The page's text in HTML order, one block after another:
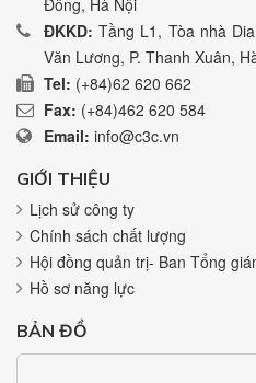
ĐKKD: Tầng L1, Tòa nhà
Văn Lương, P. Thanh Xuân,
Tel: (+84)62 620 662
Fax: (+84)462 620 584
Email: info@c3c.vn
GIỚI THIỆU
Lịch sử công ty
Chính sách chất lượng
Hội đồng quản trị- Ban Tổng
Hồ sơ năng lực
BẢN ĐỒ